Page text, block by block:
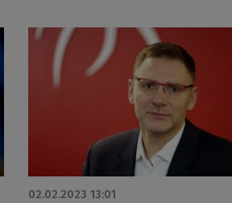
02.02.2023 13:01